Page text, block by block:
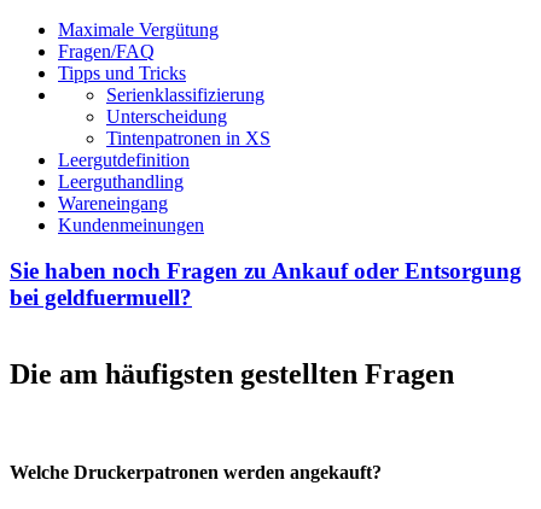
Maximale Vergütung
Fragen/FAQ
Tipps und Tricks
Serienklassifizierung
Unterscheidung
Tintenpatronen in XS
Leergutdefinition
Leerguthandling
Wareneingang
Kundenmeinungen
Sie haben noch Fragen zu Ankauf oder Entsorgung
bei geldfuermuell?
Die am häufigsten gestellten Fragen
Welche Druckerpatronen werden angekauft?